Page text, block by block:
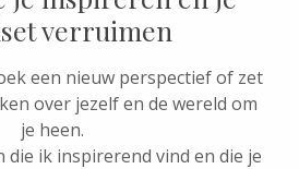
verruimen
een nieuw perspectief of zet
over jezelf en de wereld om
je heen.
die ik inspirerend vind en die je